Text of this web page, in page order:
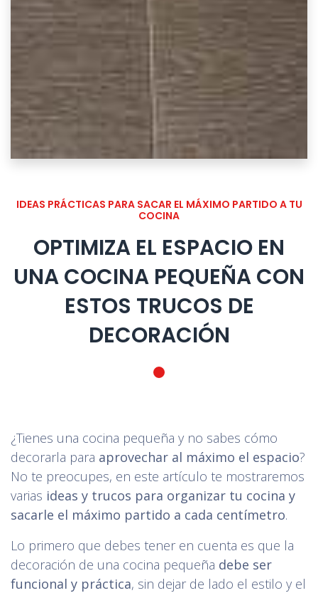
IDEAS PRÁCTICAS PARA SACAR EL MÁXIMO PARTIDO A TU
COCINA
OPTIMIZA EL ESPACIO EN
UNA COCINA PEQUEÑA CON
ESTOS TRUCOS DE
DECORACIÓN
¿Tienes una cocina pequeña y no sabes cómo
decorarla para aprovechar al máximo el espacio?
No te preocupes, en este artículo te mostraremos
varias ideas y trucos para organizar tu cocina y
sacarle el máximo partido a cada centímetro.
Lo primero que debes tener en cuenta es que la
decoración de una cocina pequeña debe ser
funcional y práctica, sin dejar de lado el estilo y el